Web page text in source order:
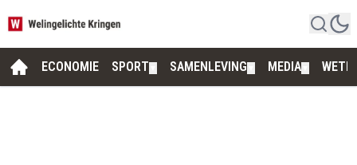
ECONOMIE SPORT SAMENLEVING MEDIA